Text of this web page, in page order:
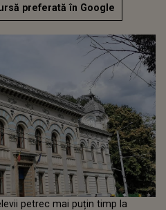
preferată în Google
petrec mai puțin timp la